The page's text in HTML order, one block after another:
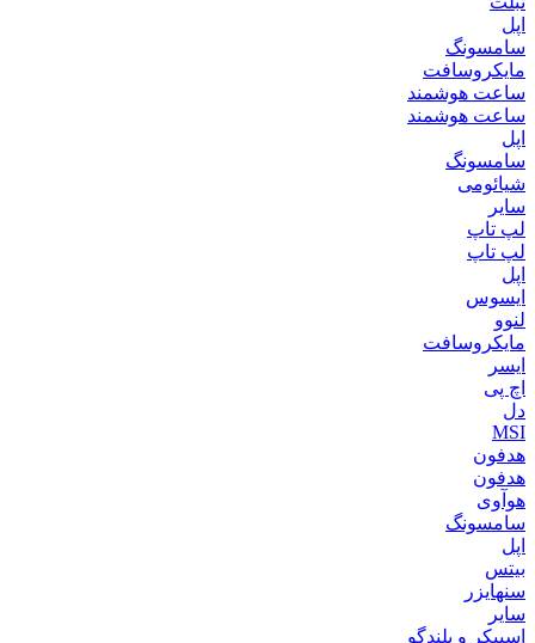
اپل
سامسونگ
مایکروسافت
ساعت هوشمند
ساعت هوشمند
اپل
سامسونگ
شیائومی
سایر
لپ تاپ
لپ تاپ
اپل
ایسوس
لنوو
مایکروسافت
ایسر
اچ پی
دل
MSI
هدفون
هدفون
هوآوی
سامسونگ
اپل
بیتس
سنهایزر
سایر
اسپیکر و بلندگو